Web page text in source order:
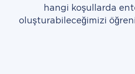
hangi koşullarda
oluşturabileceğimizi